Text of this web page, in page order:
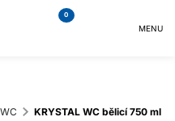
0
MENU
KRYSTAL WC bělicí 750 ml